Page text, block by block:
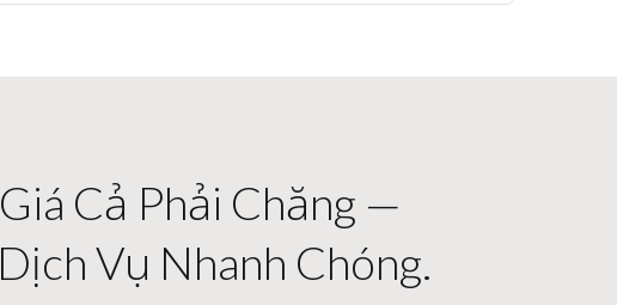
Cả Phải Chăng —
Vụ Nhanh Chóng.